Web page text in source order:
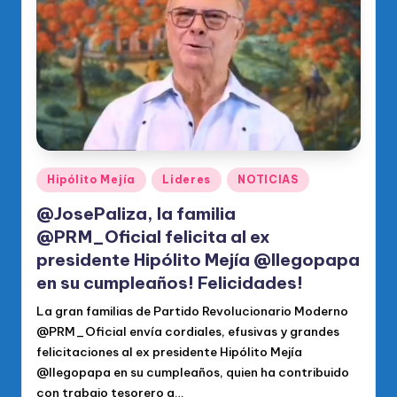
di
c
o
O
fi
ci
al
d
el
P
R
M
Publicado
en
Hipólito Mejía Lideres NOTICIAS
@JosePaliza, la familia
@PRM_Oficial felicita al ex
presidente Hipólito Mejía @llegopapa
en su cumpleaños! Felicidades!
La gran familias de Partido Revolucionario Moderno
@PRM_Oficial envía cordiales, efusivas y grandes
felicitaciones al ex presidente Hipólito Mejía
@llegopapa en su cumpleaños, quien ha contribuido
con trabajo tesorero a…